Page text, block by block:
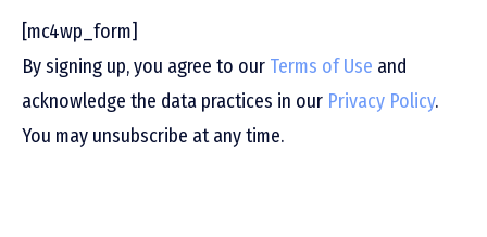
[mc4wp_form]
By signing up, you agree to our Terms of Use and
acknowledge the data practices in our Privacy Policy.
You may unsubscribe at any time.